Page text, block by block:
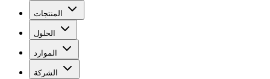
المنتجات
الحلول
الموارد
الشركة